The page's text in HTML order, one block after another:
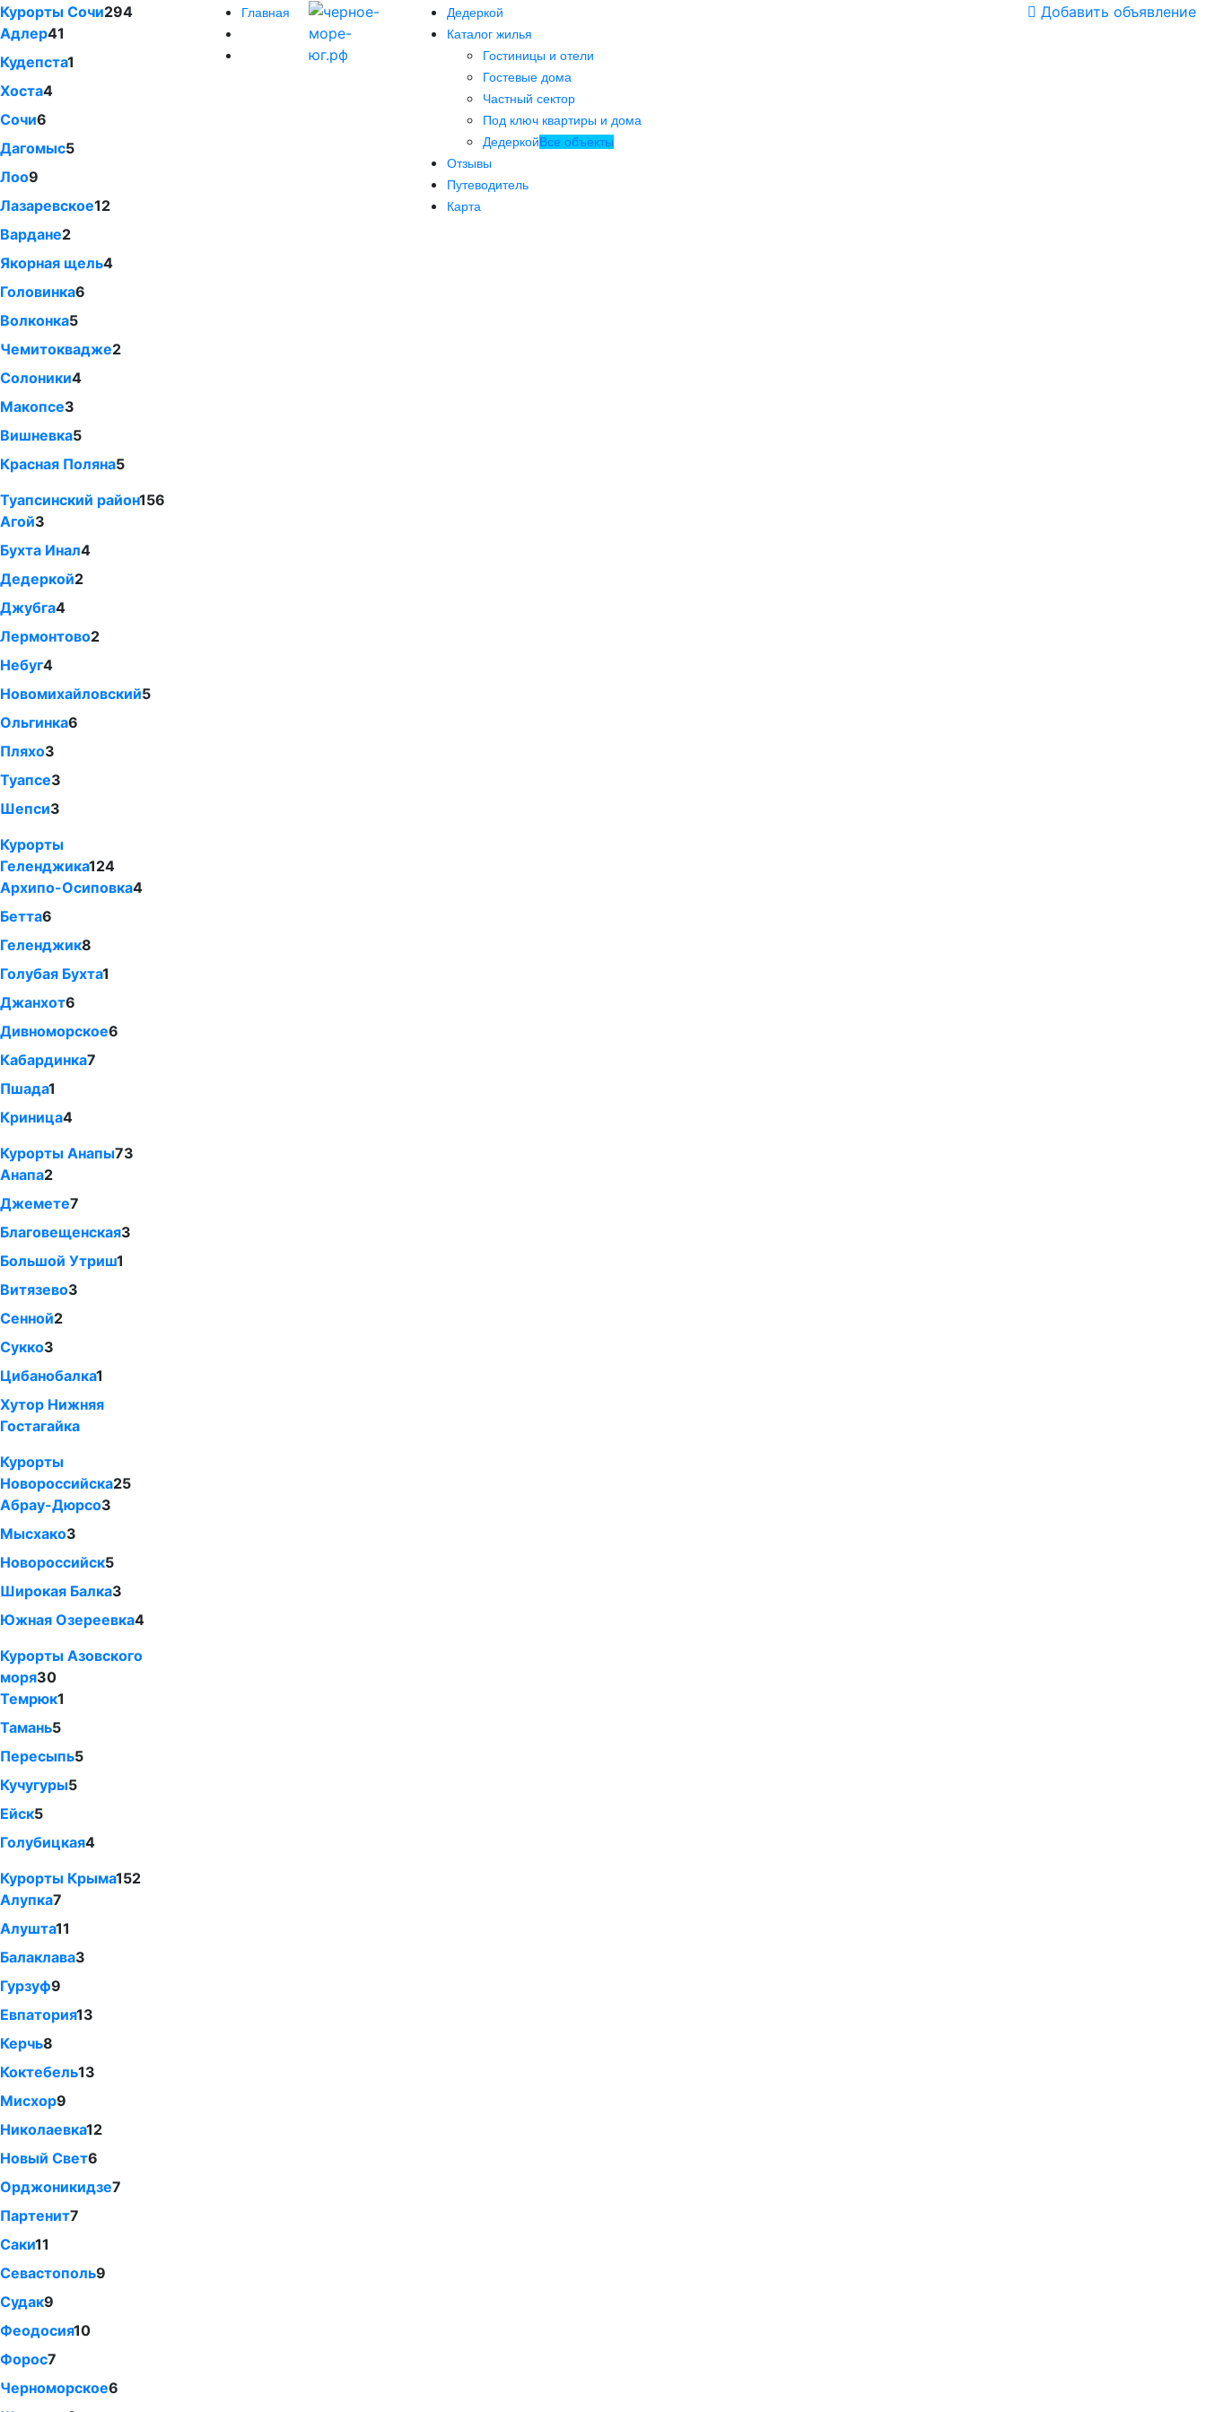
Курорты Сочи294
Адлер41
Кудепста1
Хоста4
Сочи6
Дагомыс5
Лоо9
Лазаревское12
Вардане2
Якорная щель4
Головинка6
Волконка5
Чемитоквадже2
Солоники4
Макопсе3
Вишневка5
Красная Поляна5
Туапсинский район156
Агой3
Бухта Инал4
Дедеркой2
Джубга4
Лермонтово2
Небуг4
Новомихайловский5
Ольгинка6
Пляхо3
Туапсе3
Шепси3
Курорты
Геленджика124
Архипо-Осиповка4
Бетта6
Геленджик8
Голубая Бухта1
Джанхот6
Дивноморское6
Кабардинка7
Пшада1
Криница4
Курорты Анапы73
Анапа2
Джемете7
Благовещенская3
Большой Утриш1
Витязево3
Сенной2
Сукко3
Цибанобалка1
Хутор Нижняя
Гостагайка
Курорты
Новороссийска25
Абрау-Дюрсо3
Мысхако3
Новороссийск5
Широкая Балка3
Южная Озереевка4
Курорты Азовского
моря30
Темрюк1
Тамань5
Пересыпь5
Кучугуры5
Ейск5
Голубицкая4
Курорты Крыма152
Алупка7
Алушта11
Балаклава3
Гурзуф9
Евпатория13
Керчь8
Коктебель13
Мисхор9
Николаевка12
Новый Свет6
Орджоникидзе7
Партенит7
Саки11
Севастополь9
Судак9
Феодосия10
Форос7
Черноморское6
Главная
Дедеркой
Каталог жилья
Гостиницы и отели
Гостевые дома
Частный сектор
Под ключ квартиры и дома
ДедеркойВсе объекты
Отзывы
Путеводитель
Карта
Добавить объявление